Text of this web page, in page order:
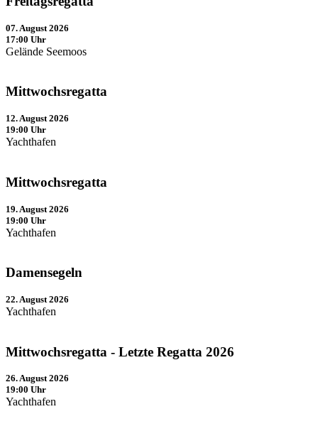
07. August 2026
17:00 Uhr
Gelände Seemoos
Mittwochsregatta
12. August 2026
19:00 Uhr
Yachthafen
Mittwochsregatta
19. August 2026
19:00 Uhr
Yachthafen
Damensegeln
22. August 2026
Yachthafen
Mittwochsregatta - Letzte Regatta 2026
26. August 2026
19:00 Uhr
Yachthafen